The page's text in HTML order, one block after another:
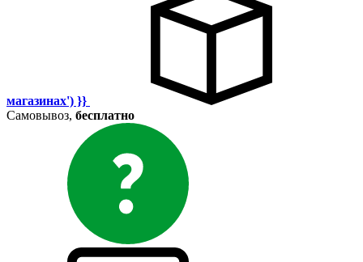
магазинах') }}
Самовывоз, бесплатно